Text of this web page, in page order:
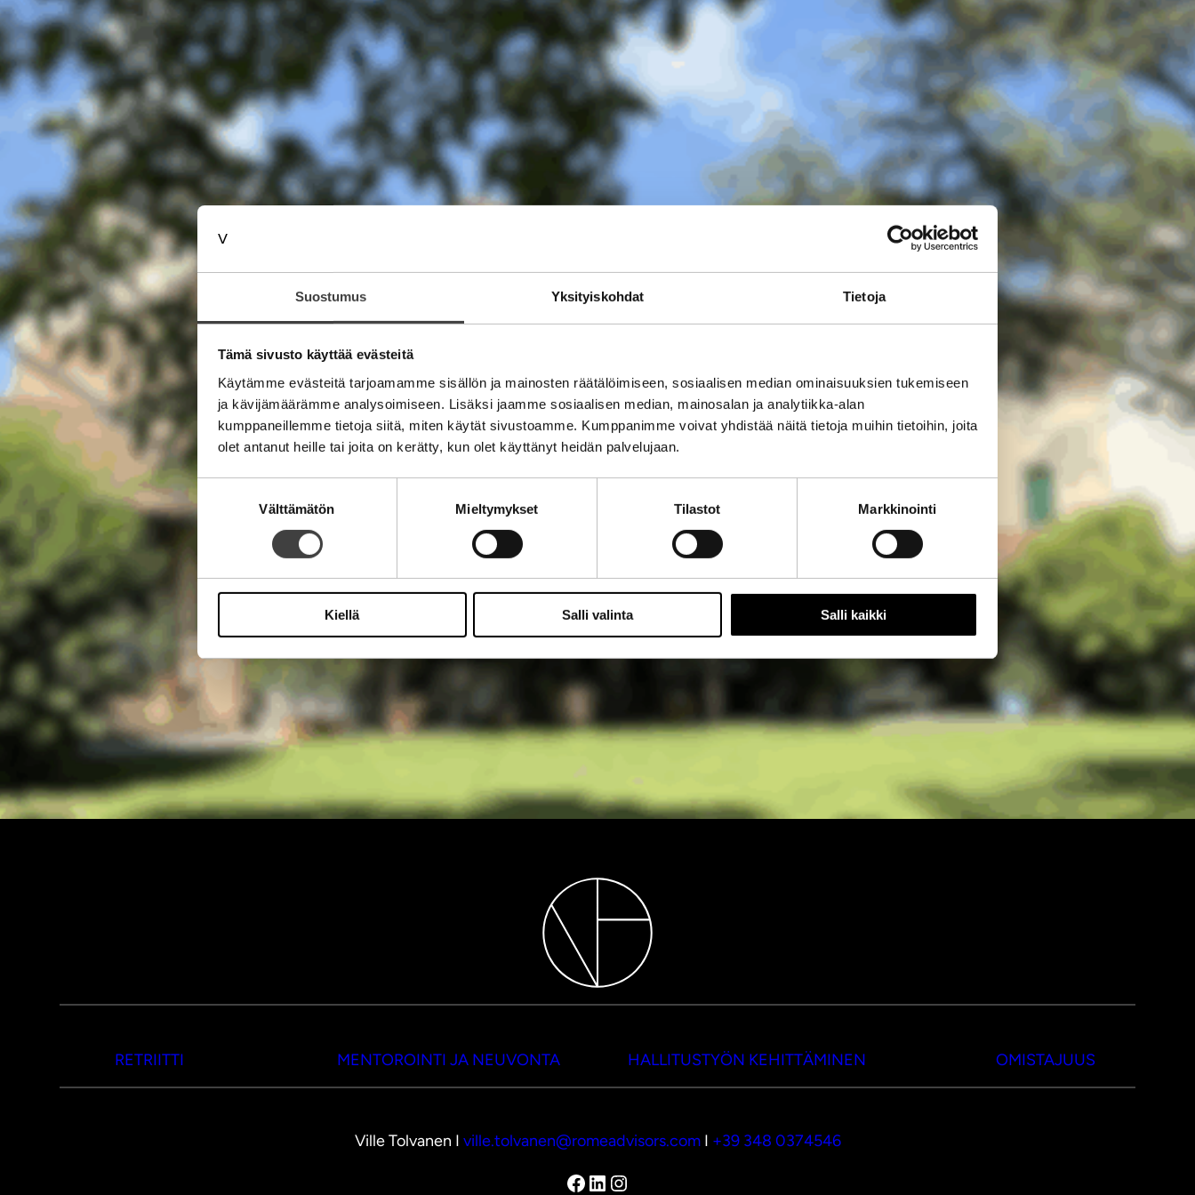
Suostumus Yksityiskohdat Tietoja
Tämä sivusto käyttää evästeitä
Käytämme evästeitä tarjoamamme sisällön ja mainosten räätälöimiseen, sosiaalisen median ominaisuuksien tukemiseen
ja kävijämäärämme analysoimiseen. Lisäksi jaamme sosiaalisen median, mainosalan ja analytiikka-alan
kumppaneillemme tietoja siitä, miten käytät sivustoamme. Kumppanimme voivat yhdistää näitä tietoja muihin tietoihin, joita
olet antanut heille tai joita on kerätty, kun olet käyttänyt heidän palvelujaan.
valinta
Välttämätön Mieltymykset Tilastot Markkinointi
Kiellä Salli valinta Salli kaikki
RETRIITTI MENTOROINTI JA NEUVONTA HALLITUSTYÖN KEHITTÄMINEN OMISTAJUUS
Ville Tolvanen I ville.tolvanen@romeadvisors.comI +39 348 0374546
Facebook
LinkedIn
Instagram